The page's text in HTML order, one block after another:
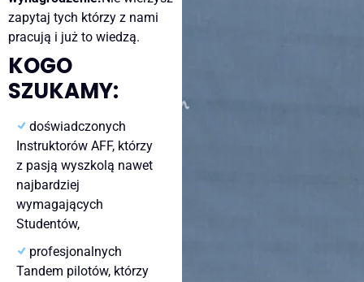
zapytaj tych którzy z nami
pracują i już to wiedzą.
KOGO
SZUKAMY:
doświadczonych
Instruktorów AFF, którzy
z pasją wyszkolą nawet
najbardziej
wymagających
Studentów,
profesjonalnych
Tandem pilotów, którzy